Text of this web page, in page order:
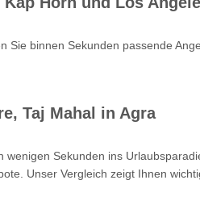
Sie binnen Sekunden passende
Taj Mahal in Agra
wenigen Sekunden ins
Unser Vergleich zeigt Ihnen